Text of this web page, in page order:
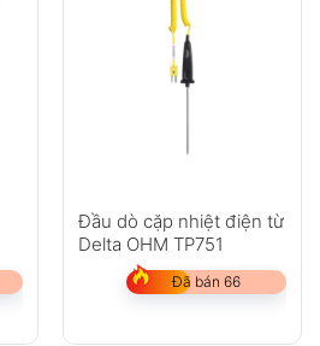
Đầu dò cặp nhiệt điện từ
Delta OHM TP751
Đã bán 66